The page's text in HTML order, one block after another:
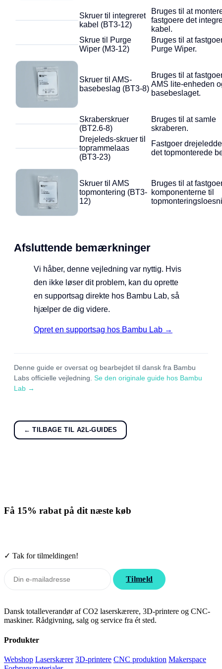
Skruer til integreret
kabel (BT3-12)
Bruges til at
fastgoere det
kabel.
Skrue til Purge
Wiper (M3-12)
Bruges til at
Purge Wiper.
Skruer til AMS-
basebeslag (BT3-8)
Bruges til at
AMS lite-enheden
basebeslaget.
Skraberskruer
(BT2.6-8)
Bruges til at samle
skraberen.
Drejeleds-skruer til
toprammelaas
(BT3-23)
Fastgoer
det topmonterede
Skruer til AMS
topmontering (BT3-
12)
Bruges til at
komponenterne til
Afsluttende bemærkninger
Vi håber, denne vejledning var nyttig. Hvis
den ikke løser dit problem, kan du oprette
en supportsag direkte hos Bambu Lab, så
hjælper de dig videre.
Opret en supportsag hos Bambu Lab →
Denne guide er oversat og bearbejdet til dansk fra Bambu
Labs officielle vejledning. Se den originale guide hos Bambu
Lab →
← TILBAGE TIL A2L-GUIDES
Få 15% rabat på dit næste køb
✓ Tak for tilmeldingen!
Tilmeld
Dansk totalleverandør af CO2 laserskærere, 3D-printere og CNC-
maskiner. Rådgivning, salg og service fra ét sted.
Produkter
Webshop Laserskærer 3D-printere CNC produktion Makerspace